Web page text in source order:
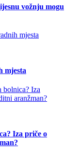
vožnju mogu
mjesta
Iza priče o